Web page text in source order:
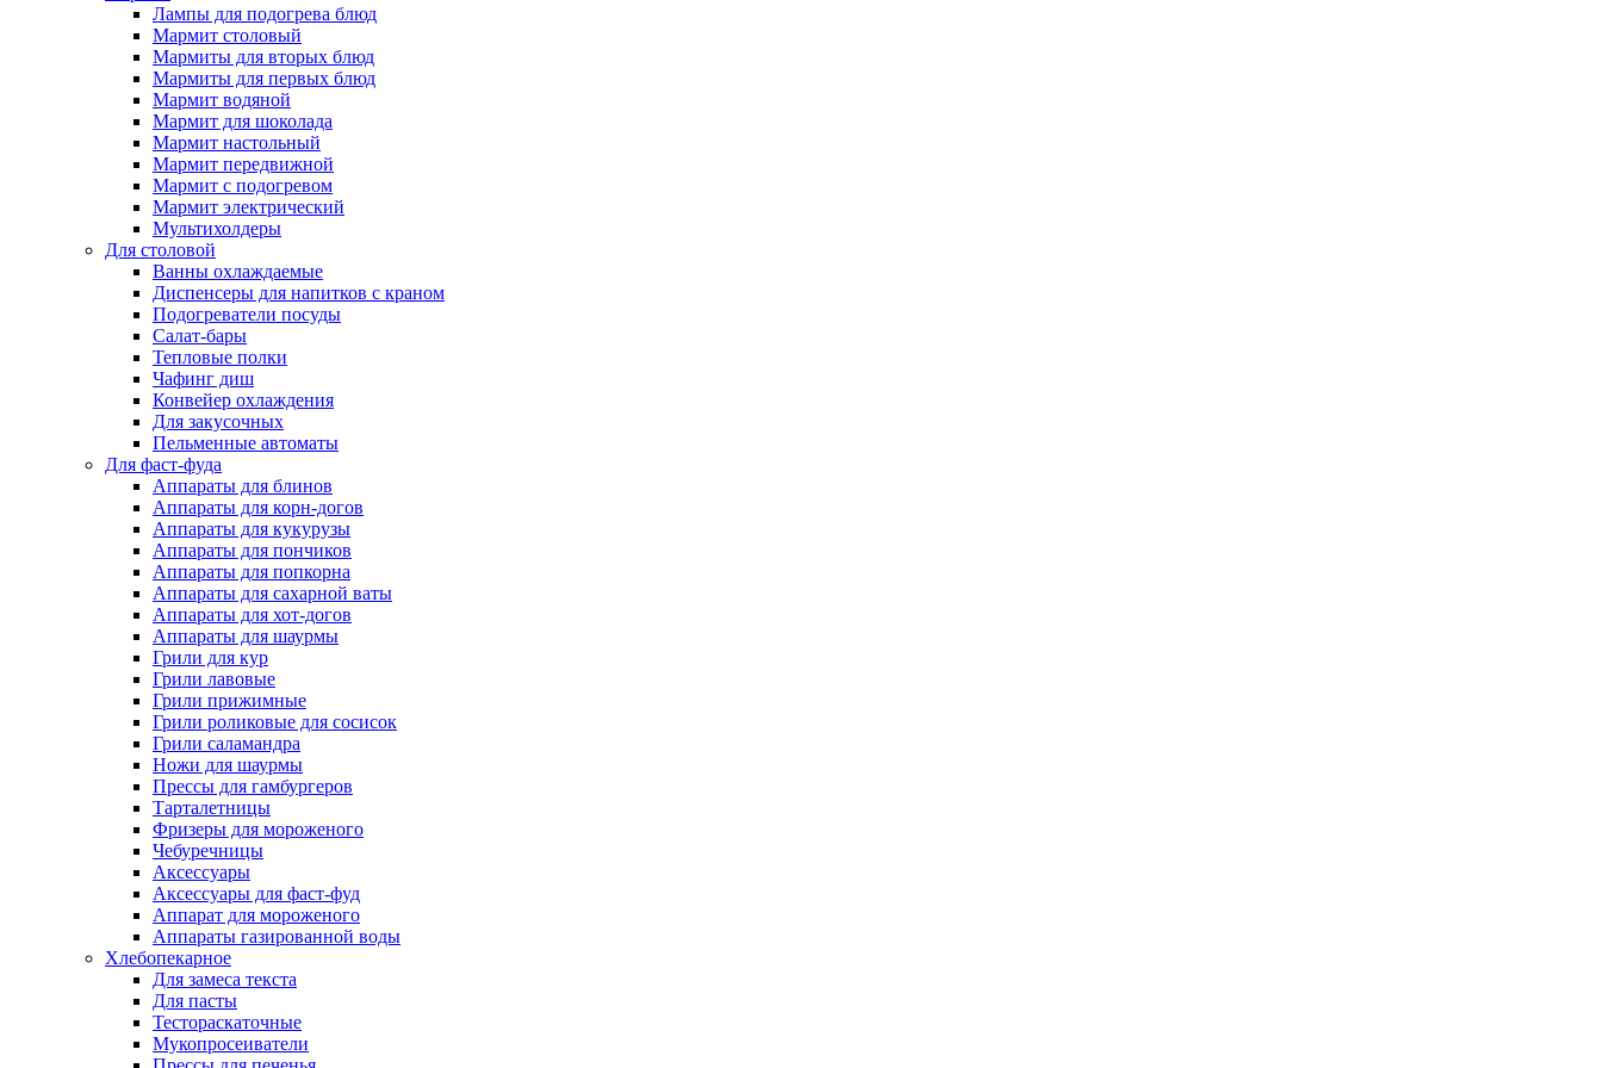
Лампы для подогрева блюд
Мармит столовый
Мармиты для вторых блюд
Мармиты для первых блюд
Мармит водяной
Мармит для шоколада
Мармит настольный
Мармит передвижной
Мармит с подогревом
Мармит электрический
Мультихолдеры
Для столовой
Ванны охлаждаемые
Диспенсеры для напитков с краном
Подогреватели посуды
Салат-бары
Тепловые полки
Чафинг диш
Конвейер охлаждения
Для закусочных
Пельменные автоматы
Для фаст-фуда
Аппараты для блинов
Аппараты для корн-догов
Аппараты для кукурузы
Аппараты для пончиков
Аппараты для попкорна
Аппараты для сахарной ваты
Аппараты для хот-догов
Аппараты для шаурмы
Грили для кур
Грили лавовые
Грили прижимные
Грили роликовые для сосисок
Грили саламандра
Ножи для шаурмы
Прессы для гамбургеров
Тарталетницы
Фризеры для мороженого
Чебуречницы
Аксессуары
Аксессуары для фаст-фуд
Аппарат для мороженого
Аппараты газированной воды
Хлебопекарное
Для замеса текста
Для пасты
Тестораскаточные
Мукопросеиватели